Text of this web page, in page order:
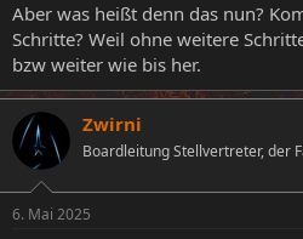
Aber was heißt denn das nun?
Schritte? Weil ohne weitere
bzw weiter wie bis her.
Zwirni
Boardleitung Stellvertreter, der
6. Mai 2025